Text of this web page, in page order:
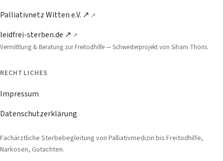
Palliativnetz Witten e.V. ↗
leidfrei-sterben.de ↗
Vermittlung & Beratung zur Freitodhilfe — Schwester­projekt von Siham Thöns.
RECHTLICHES
Impressum
Datenschutzerklärung
Fachärztliche Sterbebegleitung von Palliativmedizin bis Freitodhilfe,
Narkosen, Gutachten.